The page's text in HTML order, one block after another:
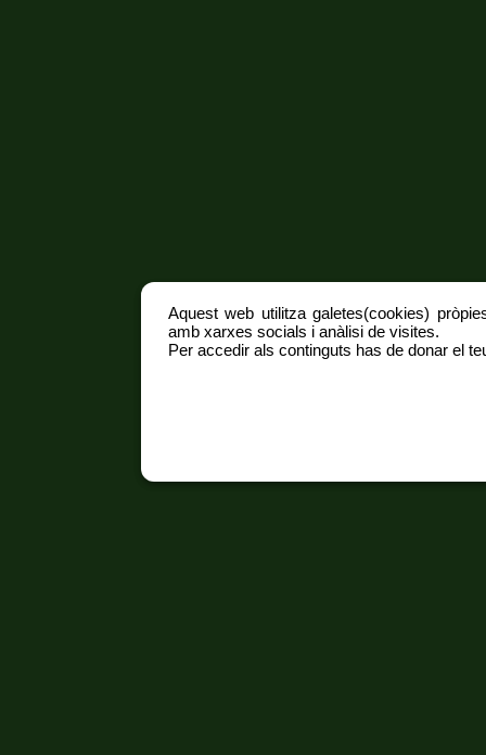
Aquest web utilitza galetes(cookies)
amb xarxes socials i anàlisi de visites.
Per accedir als continguts has de donar el